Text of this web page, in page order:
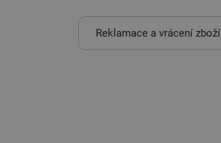
Reklamace a vrácení zboží